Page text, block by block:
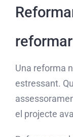
Una reforma
estressant.
el projecte